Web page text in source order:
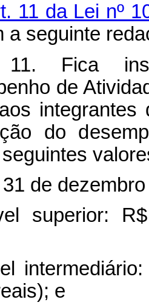
11 da Lei nº
a seguinte
11. Fica
de
integrantes
do
de
superior:
e